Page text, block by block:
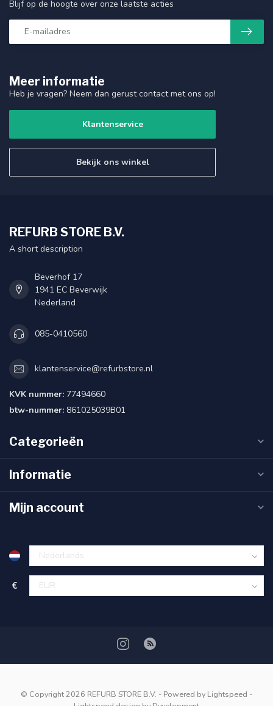
Meer informatie
Heb je vragen? Neem dan gerust contact met ons op!
Klantenservice
Bekijk ons winkel
Blijf op de hoogte over onze laatste acties
REFURB STORE B.V.
A short description
Beverhof 17
1941 EC Beverwijk
Nederland
085-0410560
klantenservice@refurbstore.nl
KVK nummer: 77494660
btw-nummer: 861025039B01
Categorieën
Informatie
Mijn account
€
© Copyright 2026 REFURB STORE B.V. - Powered by Lightspeed -